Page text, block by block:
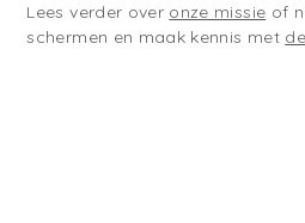
Lees verder over onze missie of n
schermen en maak kennis met